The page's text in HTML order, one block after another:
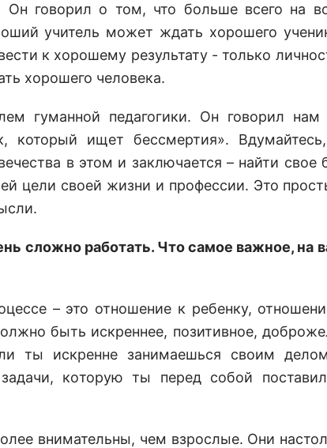
Он говорил о том, что больше всего на
учитель может ждать хорошего
к хорошему результату - только
хорошего человека.
гуманной педагогики. Он говорил
который ищет бессмертия».
в этом и заключается – найти свое
цели своей жизни и профессии. Это
сложно работать. Что самое важное, на
– это отношение к ребенку,
быть искреннее, позитивное,
ты искренне занимаешься своим
которую ты перед собой
внимательны, чем взрослые. Они